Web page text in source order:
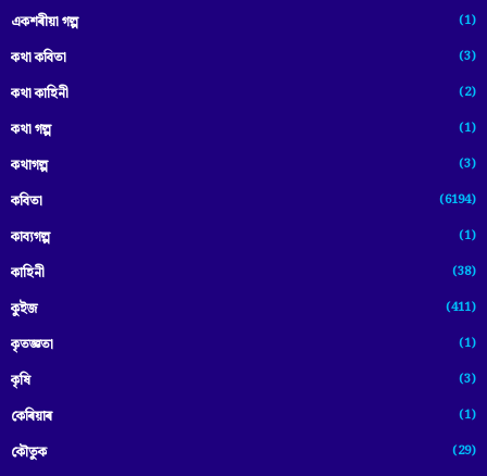
একশৰীয়া গল্প (1)
কথা কবিতা (3)
কথা কাহিনী (2)
কথা গল্প (1)
কথাগল্প (3)
কবিতা (6194)
কাব্যগল্প (1)
কাহিনী (38)
কুইজ (411)
কৃতজ্ঞতা (1)
কৃষি (3)
কেৰিয়াৰ (1)
কৌতুক (29)